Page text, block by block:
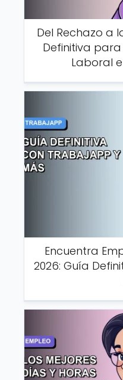
Del Rechazo a
Definitiva para
Laboral
Encuentra
2026: Guía